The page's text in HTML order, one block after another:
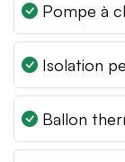
Pompe à
Isolation
Ballon